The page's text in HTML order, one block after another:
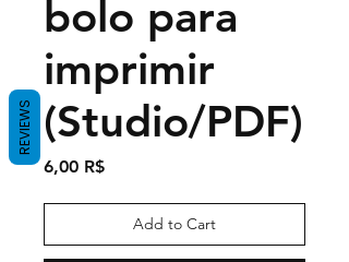
bolo para
imprimir
(Studio/PDF)
6,00 R$Price
Add to Cart
REVIEWS